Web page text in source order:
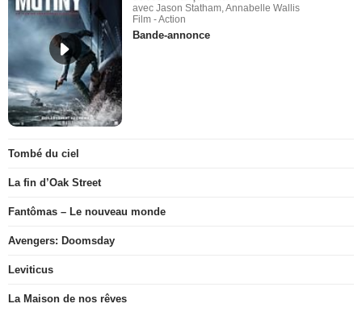
avec Jason Statham, Annabelle Wallis
Film - Action
Bande-annonce
Tombé du ciel
La fin d’Oak Street
Fantômas – Le nouveau monde
Avengers: Doomsday
Leviticus
La Maison de nos rêves